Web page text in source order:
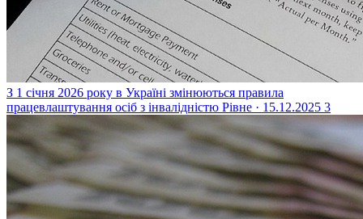
З 1 січня 2026 року в Україні змінюються правила
працевлаштування осіб з інвалідністю Рівне · 15.12.2025 3